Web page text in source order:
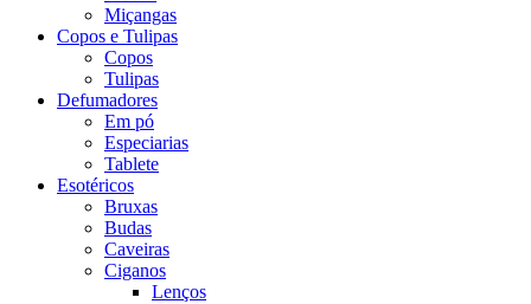
Miçangas
Copos e Tulipas
Copos
Tulipas
Defumadores
Em pó
Especiarias
Tablete
Esotéricos
Bruxas
Budas
Caveiras
Ciganos
Lenços